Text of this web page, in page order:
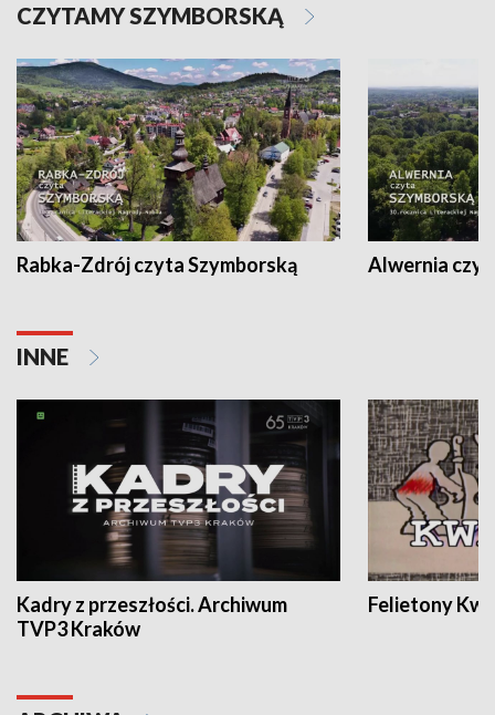
CZYTAMY SZYMBORSKĄ
Rabka-Zdrój czyta Szymborską Alwernia
INNE
Kadry z przeszłości. Archiwum
TVP3 Kraków
Felietony